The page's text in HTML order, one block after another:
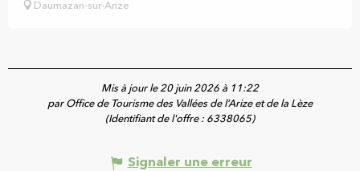
Daumazan-sur-Arize
Mis à jour le 20 juin 2026 à 11:22
par Office de Tourisme des Vallées de l’Arize et de la Lèze
(Identifiant de l'offre : 6338065)
Signaler une erreur